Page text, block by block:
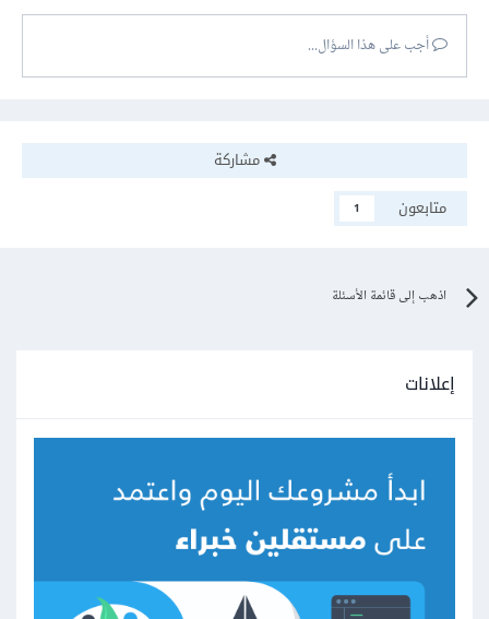
أجب على هذا السؤال...
مشاركة
متابعون
1
اذهب إلى قائمة الأسئلة
إعلانات